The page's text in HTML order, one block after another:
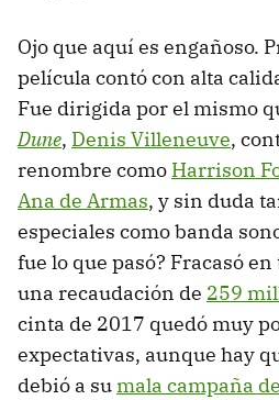
Ojo que aquí es engañoso.
película contó con alta
Fue dirigida por el mismo
Dune, Denis Villeneuve,
renombre como Harrison
Ana de Armas, y sin duda
especiales como banda
fue lo que pasó? Fracasó
una recaudación de 259
cinta de 2017 quedó muy
expectativas, aunque hay
debió a sumala campaña de